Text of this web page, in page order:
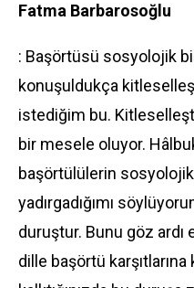
Fatma Barbarosoğlu
: Başörtüsü sosyolojik
konuşuldukça
istediğim bu.
bir mesele oluyor.
başörtülülerin sosyolojik
yadırgadığımı
duruştur. Bunu göz
dille başörtü